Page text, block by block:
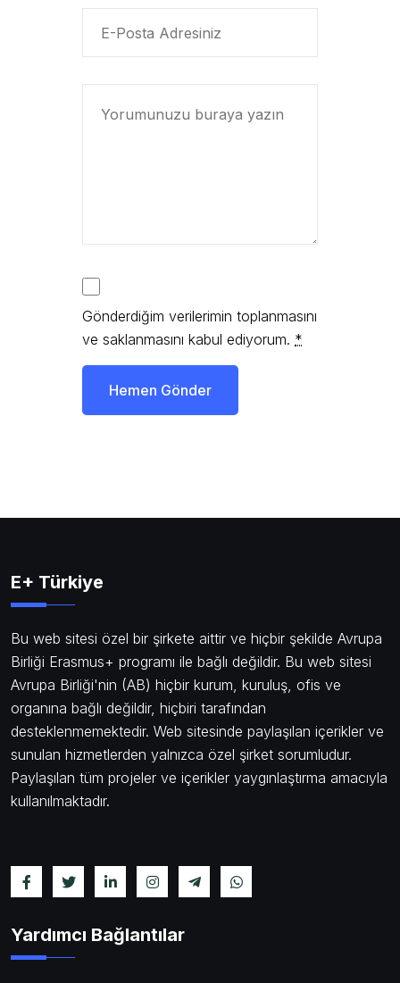
Gönderdiğim verilerimin toplanmasını
ve saklanmasını kabul ediyorum. *
Hemen Gönder
E+ Türkiye
Bu web sitesi özel bir şirkete aittir ve hiçbir şekilde Avrupa
Birliği Erasmus+ programı ile bağlı değildir. Bu web sitesi
Avrupa Birliği'nin (AB) hiçbir kurum, kuruluş, ofis ve
organına bağlı değildir, hiçbiri tarafından
desteklenmemektedir. Web sitesinde paylaşılan içerikler ve
sunulan hizmetlerden yalnızca özel şirket sorumludur.
Paylaşılan tüm projeler ve içerikler yaygınlaştırma amacıyla
kullanılmaktadır.
Yardımcı Bağlantılar